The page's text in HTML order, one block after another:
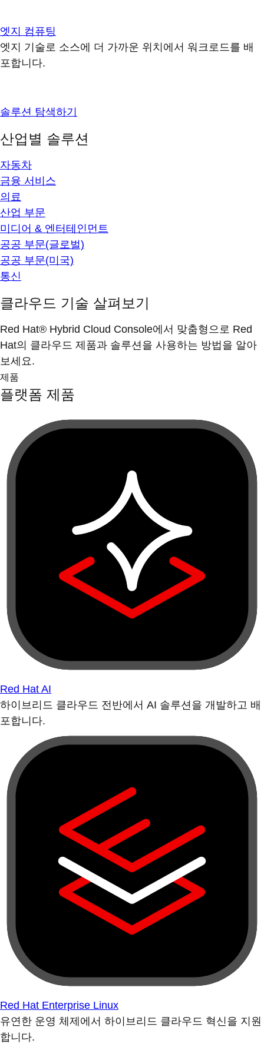
엣지 컴퓨팅
엣지 기술로 소스에 더 가까운 위치에서 워크로드를 배
포합니다.
솔루션 탐색하기
산업별 솔루션
자동차
금융 서비스
의료
산업 부문
미디어 & 엔터테인먼트
공공 부문(글로벌)
공공 부문(미국)
통신
클라우드 기술 살펴보기
Red Hat® Hybrid Cloud Console에서 맞춤형으로 Red
Hat의 클라우드 제품과 솔루션을 사용하는 방법을 알아
보세요.
제품
플랫폼 제품
Red Hat AI
하이브리드 클라우드 전반에서 AI 솔루션을 개발하고 배
포합니다.
Red Hat Enterprise Linux
유연한 운영 체제에서 하이브리드 클라우드 혁신을 지원
합니다.